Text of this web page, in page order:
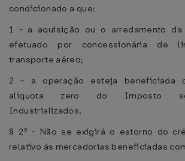
condicionado a que:
1 - a aquisição ou o arredamento da
efetuado por concessionária de
transporte aéreo;
2 - a operação esteja beneficiada
alíquota zero do Imposto
Industrializados.
§ 2º - Não se exigirá o estorno do
relativo às mercadorias beneficiadas